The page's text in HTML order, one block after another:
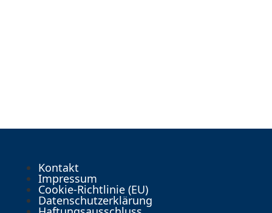
Kontakt
Impressum
Cookie-Richtlinie (EU)
Datenschutzerklärung